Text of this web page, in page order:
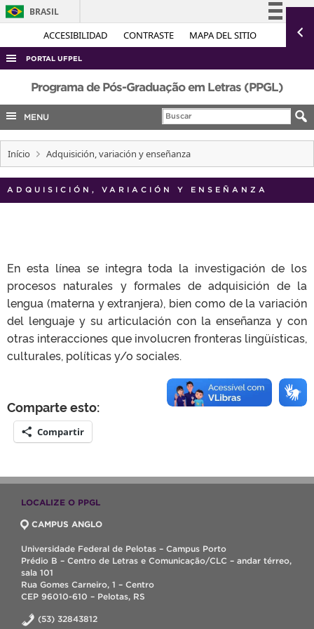
ACCESIBILIDAD CONTRASTE MAPA DEL SITIO
BRASIL
Simplifique!
Acesso à informação
Canais
PORTAL UFPEL
ACESSO À INFORMAÇÃO
AUDITORIA
COBALTO
CONCURSOS
EDITAIS
INTERNACIONAL
TELEFONES
Programa de Pós-Graduação em Letras (PPGL)
MENU
Início Adquisición, variación y enseñanza
ADQUISICIÓN, VARIACIÓN Y ENSEÑANZA
En esta línea se integra toda la investigación de los
procesos naturales y formales de adquisición de la
lengua (materna y extranjera), bien como de la variación
del lenguaje y su articulación con la enseñanza y con
otras interacciones que involucren fronteras lingüísticas,
culturales, políticas y/o sociales.
Comparte esto:
Compartir
LOCALIZE O PPGL
CAMPUS ANGLO
Universidade Federal de Pelotas – Campus Porto
Prédio B – Centro de Letras e Comunicação/CLC – andar térreo,
sala 101
Rua Gomes Carneiro, 1 – Centro
CEP 96010-610 – Pelotas, RS
(53) 32843812